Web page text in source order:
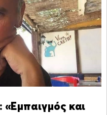
«Εμπαιγμός και